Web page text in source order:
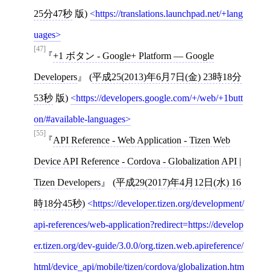
25分47秒 版) https://translations.launchpad.net/+lang
uages
[47]
+1 ボタン - Google+ Platform — Google
Developers (平成25(2013)年6月7日(金) 23時18分
53秒 版) https://developers.google.com/+/web/+1butt
on/#available-languages
[55]
API Reference - Web Application - Tizen Web
Device API Reference - Cordova - Globalization API |
Tizen Developers (平成29(2017)年4月12日(水) 16
時18分45秒) https://developer.tizen.org/development/
api-references/web-application?redirect=https://develop
er.tizen.org/dev-guide/3.0.0/org.tizen.web.apireference/
html/device_api/mobile/tizen/cordova/globalization.htm